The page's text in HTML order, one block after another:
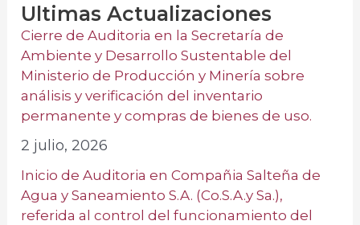
Ultimas Actualizaciones
Cierre de Auditoria en la Secretaría de
Ambiente y Desarrollo Sustentable del
Ministerio de Producción y Minería sobre
análisis y verificación del inventario
permanente y compras de bienes de uso.
2 julio, 2026
Inicio de Auditoria en Compañia Salteña de
Agua y Saneamiento S.A. (Co.S.A.y Sa.),
referida al control del funcionamiento del